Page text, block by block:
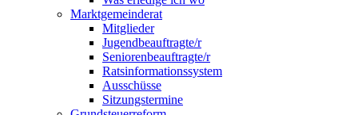
Marktgemeinderat
Mitglieder
Jugendbeauftragte/r
Seniorenbeauftragte/r
Ratsinformationssystem
Ausschüsse
Sitzungstermine